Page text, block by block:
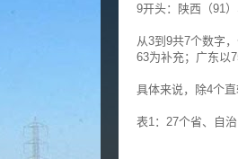
9开头：陕西（91
从3到9共7个数字
63为补充；广东以
具体来说，除4个
表1：27个省、自